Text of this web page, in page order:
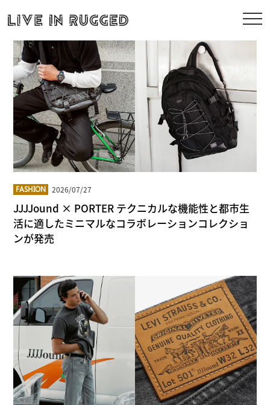
FASHION 2026/07/27
JJJJound × PORTER テクニカルな機能性と都市生
活に適したミニマルなコラボレーションコレクショ
ンが発売